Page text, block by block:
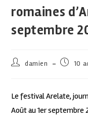
romaines
septembre
damien 10
Le festival Arelate,
Août au 1er septembre